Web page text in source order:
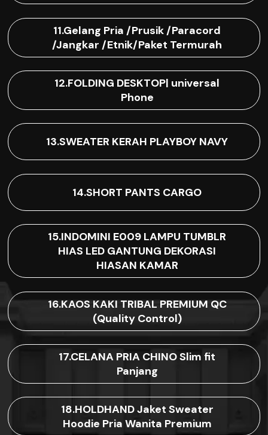
11.Gelang Pria /Prusik /Paracord
/Jangkar /Etnik/Paket Termurah
12.FOLDING DESKTOP| universal
Phone
13.SWEATER KERAH PLAYBOY NAVY
14.SHORT PANTS CARGO
15.INDOMINI E009 LAMPU TUMBLR
HIAS LED GANTUNG DEKORASI
HIASAN KAMAR
16.KAOS KAKI TRIBAL PREMIUM QC
(Quality Control)
17.CELANA PRIA CHINO Slim fit
Panjang
18.HOLDHAND Jaket Sweater
Hoodie Pria Wanita Premium